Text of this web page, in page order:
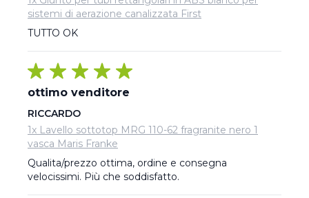
sistemi di aerazione canalizzata First
TUTTO OK
ottimo venditore
RICCARDO
1x Lavello sottotop MRG 110-62 fragranite nero 1
vasca Maris Franke
Qualita/prezzo ottima, ordine e consegna
velocissimi. Più che soddisfatto.